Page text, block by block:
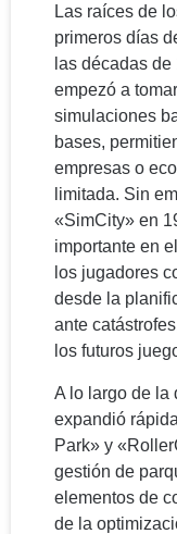
Las raíces de
primeros días
las décadas
empezó a
simulaciones
bases,
empresas o
limitada. Sin
«SimCity» en
importante en el
los jugadores
desde la
ante
los futuros
A lo largo de la
expandió
Park» y
gestión de
elementos de
de la